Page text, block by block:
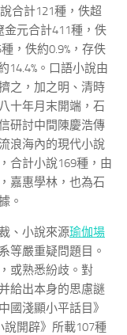
合計121種，佚超
金元合計411種，佚
，佚約0.9%，存佚
14.4%。口語小說由
之，加之明、清時
十年月末開端，石
研討中間陳慶浩傳
浪海內的現代小說
合計小說169種，由
嘉惠學林，也為石
。
、小說來源瑜伽場
等嚴重疑問題目。
或熟悉紛歧。對
給出本身的思慮謎
國淺顯小平話目》
說開辟》所載107種